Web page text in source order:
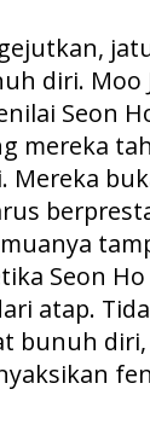
diri.
Seon
mereka
Mereka
Seon
atap.
bunuh